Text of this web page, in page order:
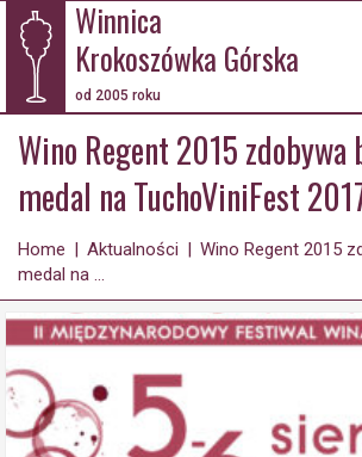
Winnica
Krokoszówka Górska
od 2005 roku
Wino Regent 2015 zdobywa
medal na TuchoViniFest
Home | Aktualności | Wino Regent 2015
medal na ...